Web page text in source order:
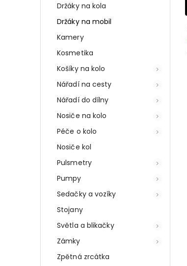
Držáky na kola
Držáky na mobil
Kamery
Kosmetika
Košíky na kolo
Nářadí na cesty
Nářadí do dílny
Nosiče na kolo
Péče o kolo
Nosiče kol
Pulsmetry
Pumpy
Sedačky a vozíky
Stojany
Světla a blikačky
Zámky
Zpětná zrcátka